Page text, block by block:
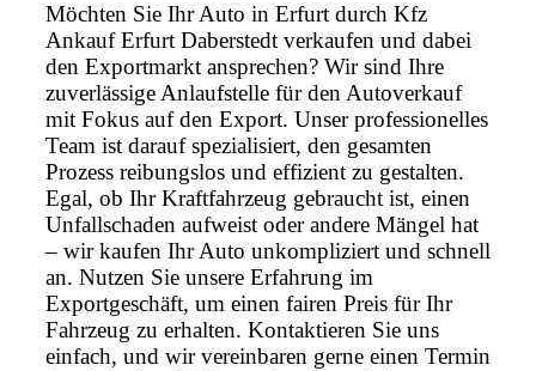
Möchten Sie Ihr Auto in Erfurt durch Kfz
Ankauf Erfurt Daberstedt verkaufen und dabei
den Exportmarkt ansprechen? Wir sind Ihre
zuverlässige Anlaufstelle für den Autoverkauf
mit Fokus auf den Export. Unser professionelles
Team ist darauf spezialisiert, den gesamten
Prozess reibungslos und effizient zu gestalten.
Egal, ob Ihr Kraftfahrzeug gebraucht ist, einen
Unfallschaden aufweist oder andere Mängel hat
– wir kaufen Ihr Auto unkompliziert und schnell
an. Nutzen Sie unsere Erfahrung im
Exportgeschäft, um einen fairen Preis für Ihr
Fahrzeug zu erhalten. Kontaktieren Sie uns
einfach, und wir vereinbaren gerne einen Termin